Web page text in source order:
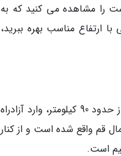
60 تا 70، ورودی خاکی سمت راست را مشاهده می کنید که به
مناسب بهره ببرید،
اگر از سمت کاشان به سمت دریاچه حرکت می کنید، ابتدا وارد آزادراه کاشان - قم شوید. بعد از حدود 90 کیلومتر، وارد آزادراه
شمال ادامه دهید. دریاچه در حدود 20 کیلومتری شمال قم واقع شده است و از کنار
است.